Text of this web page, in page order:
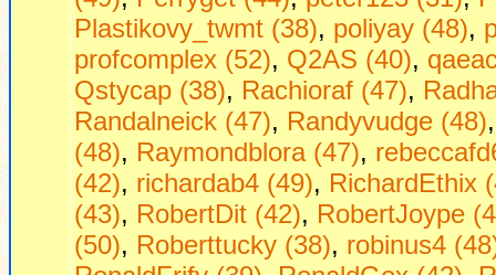
Plastikovy_twmt (38), poliyay (48),
profcomplex (52), Q2AS (40),
Qstycap (38), Rachioraf (47),
Randalneick (47), Randyvudge (48)
(48), Raymondblora (47),
(42), richardab4 (49), RichardEthix
(43), RobertDit (42), RobertJoype
(50), Roberttucky (38), robinus4